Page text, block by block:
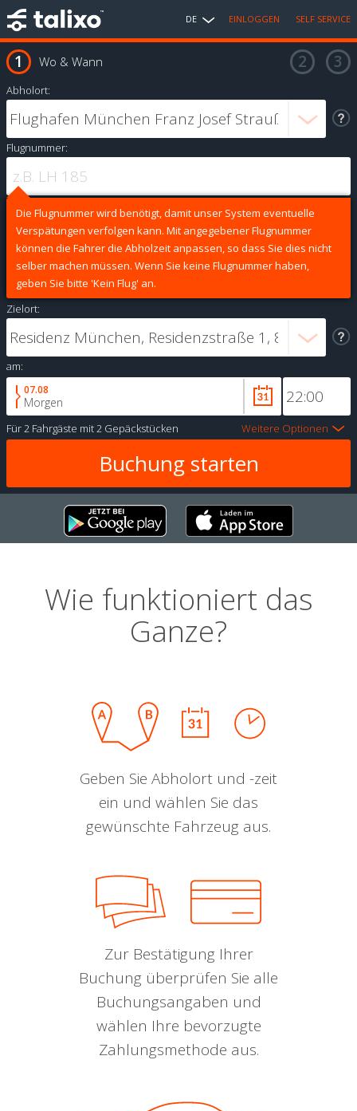
DE EINLOGGEN SELF SERVICE
Wo & Wann
Abholort:
Flugnummer:
Die Flugnummer wird benötigt, damit unser System eventuelle
Verspätungen verfolgen kann. Mit angegebener Flugnummer
können die Fahrer die Abholzeit anpassen, so dass Sie dies nicht
selber machen müssen. Wenn Sie keine Flugnummer haben,
geben Sie bitte 'Kein Flug' an.
Zielort:
am:
07.08
Morgen
Für2 Fahrgäste mit2 Gepäckstücken Weitere Optionen
Wie funktioniert das
Ganze?
Geben Sie Abholort und -zeit
ein und wählen Sie das
gewünschte Fahrzeug aus.
Zur Bestätigung Ihrer
Buchung überprüfen Sie alle
Buchungsangaben und
wählen Ihre bevorzugte
Zahlungsmethode aus.